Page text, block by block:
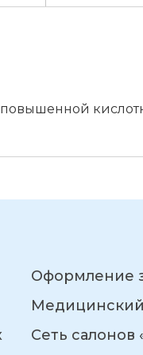
Оформление
Медицинский
Сеть салонов